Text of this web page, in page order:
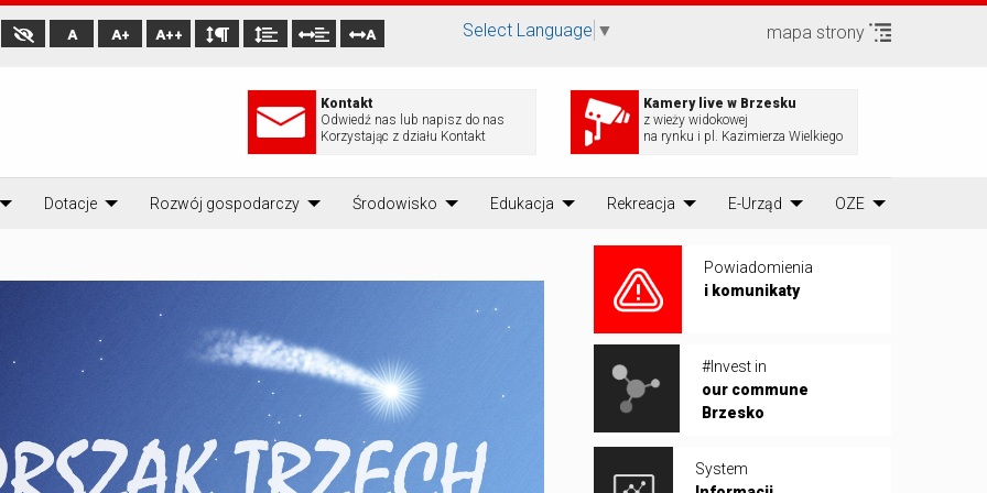
A A+ A++ A Select Language ▼ mapa strony
Kontakt
Odwiedź nas lub napisz do nas
Korzystając z działu Kontakt
Kamery live w Brzesku
z wieży widokowej
na rynku i pl. Kazimierza Wielkiego
Dotacje Rozwój gospodarczy Środowisko Edukacja Rekreacja E-Urząd OZE
Powiadomienia
i komunikaty
#Invest in
our commune
Brzesko
System